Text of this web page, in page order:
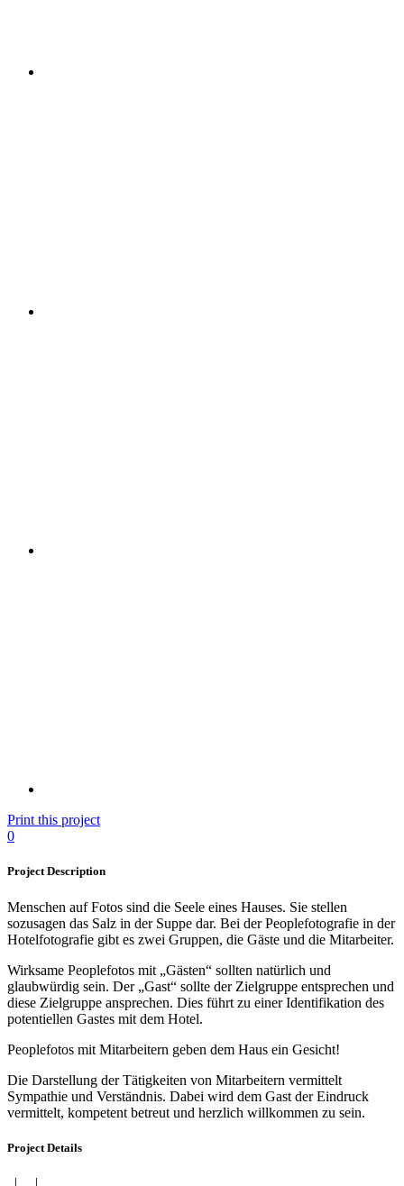
Print this project
0
Project Description
Menschen auf Fotos sind die Seele eines Hauses. Sie stellen
sozusagen das Salz in der Suppe dar. Bei der Peoplefotografie in der
Hotelfotografie gibt es zwei Gruppen, die Gäste und die Mitarbeiter.
Wirksame Peoplefotos mit „Gästen“ sollten natürlich und
glaubwürdig sein. Der „Gast“ sollte der Zielgruppe entsprechen und
diese Zielgruppe ansprechen. Dies führt zu einer Identifikation des
potentiellen Gastes mit dem Hotel.
Peoplefotos mit Mitarbeitern geben dem Haus ein Gesicht!
Die Darstellung der Tätigkeiten von Mitarbeitern vermittelt
Sympathie und Verständnis. Dabei wird dem Gast der Eindruck
vermittelt, kompetent betreut und herzlich willkommen zu sein.
Project Details
| |